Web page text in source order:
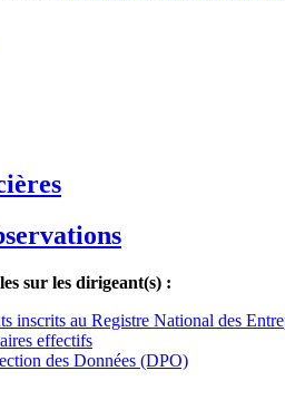
sur les dirigeant(s) :
inscrits au Registre National des
effectifs
des Données (DPO)